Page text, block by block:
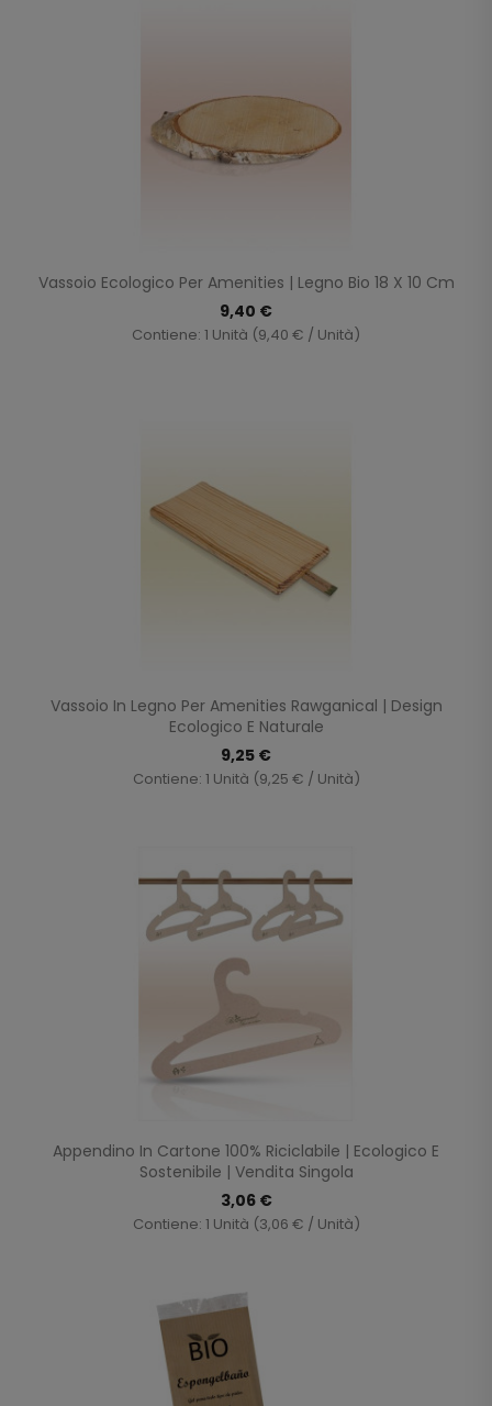
Vassoio Ecologico Per Amenities | Legno Bio 18 X 10 Cm
9,40 €
Contiene: 1 Unità (9,40 € / Unità)
Vassoio In Legno Per Amenities Rawganical | Design
Ecologico E Naturale
9,25 €
Contiene: 1 Unità (9,25 € / Unità)
Appendino In Cartone 100% Riciclabile | Ecologico E
Sostenibile | Vendita Singola
3,06 €
Contiene: 1 Unità (3,06 € / Unità)